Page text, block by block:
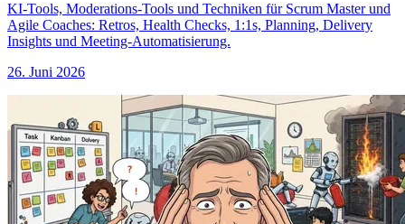
KI-Tools, Moderations-Tools und Techniken für Scrum Master und
Agile Coaches: Retros, Health Checks, 1:1s, Planning, Delivery
Insights und Meeting-Automatisierung.
26. Juni 2026